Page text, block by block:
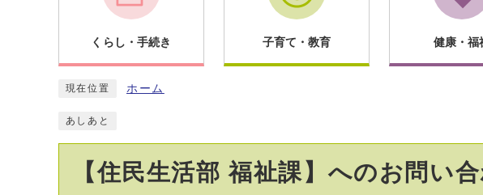
くらし・手続き 子育て・教育 健康・福
現在位置 ホーム
あしあと
【住民生活部 福祉課】へのお問い